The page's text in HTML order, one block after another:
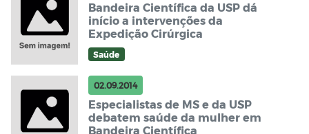
Bandeira Científica da USP dá
início a intervenções da
Expedição Cirúrgica
Saúde
02.09.2014
Especialistas de MS e da USP
debatem saúde da mulher em
Bandeira Científica